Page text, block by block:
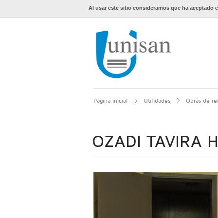
Al usar este sitio consideramos que ha aceptado
Página inicial Utilidades Obras de
OZADI TAVIRA